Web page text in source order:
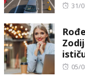
31/
05/